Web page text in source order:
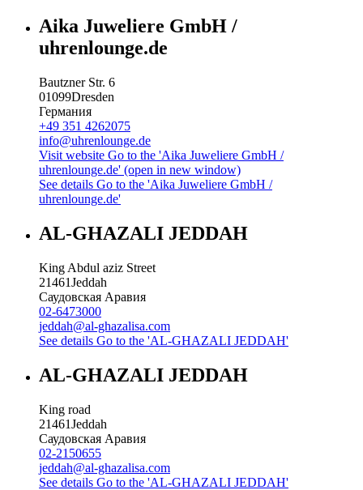
Aika Juweliere GmbH /
uhrenlounge.de
Bautzner Str. 6
01099Dresden
Германия
+49 351 4262075
info@uhrenlounge.de
Visit website Go to the 'Aika Juweliere GmbH /
uhrenlounge.de' (open in new window)
See details Go to the 'Aika Juweliere GmbH /
uhrenlounge.de'
AL-GHAZALI JEDDAH
King Abdul aziz Street
21461Jeddah
Саудовская Аравия
02-6473000
jeddah@al-ghazalisa.com
See details Go to the 'AL-GHAZALI JEDDAH'
AL-GHAZALI JEDDAH
King road
21461Jeddah
Саудовская Аравия
02-2150655
jeddah@al-ghazalisa.com
See details Go to the 'AL-GHAZALI JEDDAH'